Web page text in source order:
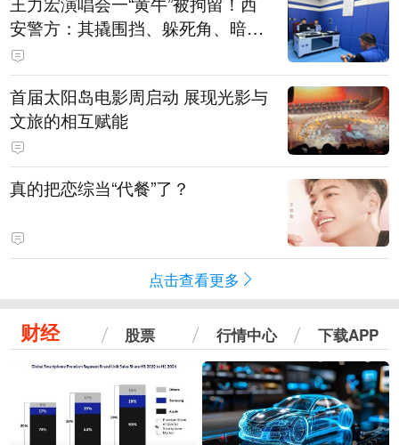
安警方：其撬围挡、躲死角、暗地
带10人入场
首届太阳岛电影周启动 展现光影与
文旅的相互赋能
真的把恋综当“代餐”了？
点击查看更多
财经 股票 行情中心 下载APP